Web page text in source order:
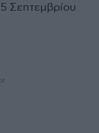
Σεπτεμβρίου